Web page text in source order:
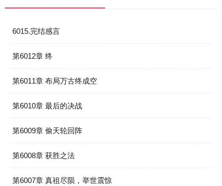
6015.完结感言
第6012章 终
第6011章 布局万古终成空
第6010章 最后的决战
第6009章 偷天轮回阵
第6008章 获胜之法
第6007章 真祖尽陨，举世震惊